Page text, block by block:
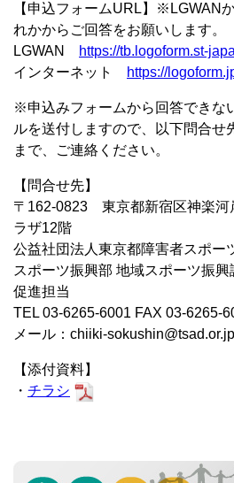
【申込フォームURL】※LGWAN
れかからご回答をお願いします。
LGWAN
https://tb.logoform.st-
インターネット
https://
※申込みフォームから回答できな
ルを送付しますので、以下問合せ
まで、ご連絡ください。
【問合せ先】
〒162-0823 東京都新宿区神楽
ラザ12階
公益社団法人東京都障害者スポー
スポーツ振興部 地域スポーツ振
促進担当
TEL 03-6265-6001 FAX 03-6265-
メール：chiiki-sokushin@tsad.or.jp
【添付資料】
・ チラシ